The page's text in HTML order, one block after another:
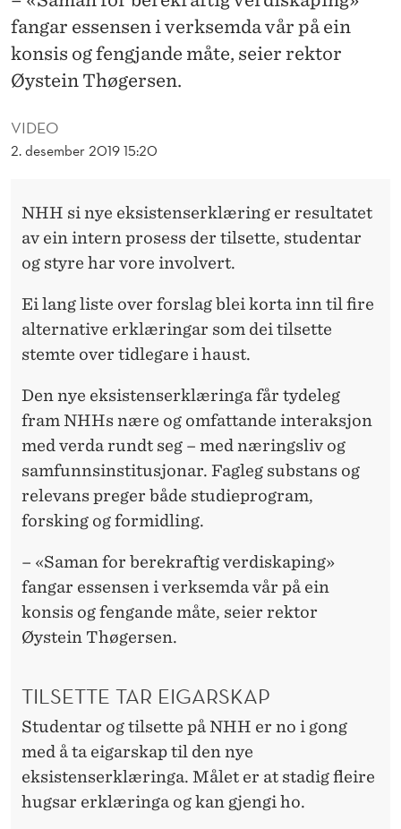
S
T
E
S
Æ
VIDEO
2. desember 2019 15:20
fangar essensen i verksemda vår på ein
konsis og fengjande måte, seier rektor
Øystein Thøgersen.
NHH si nye eksistenserklæring er resultatet
av ein intern prosess der tilsette, studentar
og styre har vore involvert.
Ei lang liste over forslag blei korta inn til fire
alternative erklæringar som dei tilsette
stemte over tidlegare i haust.
Den nye eksistenserklæringa får tydeleg
fram NHHs nære og omfattande interaksjon
med verda rundt seg – med næringsliv og
samfunnsinstitusjonar. Fagleg substans og
relevans preger både studieprogram,
forsking og formidling.
– «Saman for berekraftig verdiskaping»
fangar essensen i verksemda vår på ein
konsis og fengande måte, seier rektor
Øystein Thøgersen.
TILSETTE TAR EIGARSKAP
Studentar og tilsette på NHH er no i gong
med å ta eigarskap til den nye
eksistenserklæringa. Målet er at stadig fleire
hugsar erklæringa og kan gjengi ho.